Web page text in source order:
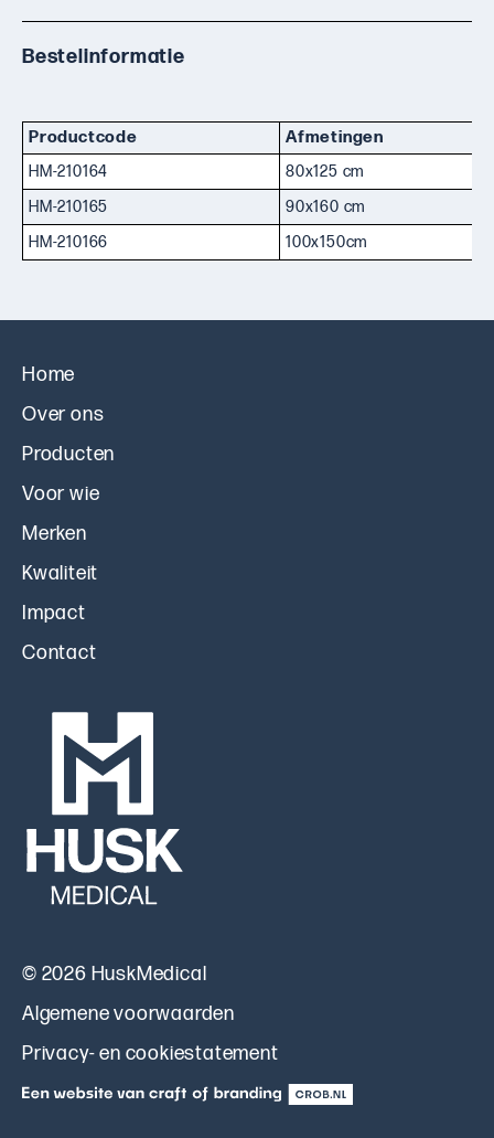
Bestelinformatie
Productcode Afmetingen
HM-210164
80x125 cm
HM-210165
90x160 cm
HM-210166
100x150cm
Home
Over ons
Producten
Voor wie
Merken
Kwaliteit
Impact
Contact
© 2026 HuskMedical
Algemene voorwaarden
Privacy- en cookiestatement